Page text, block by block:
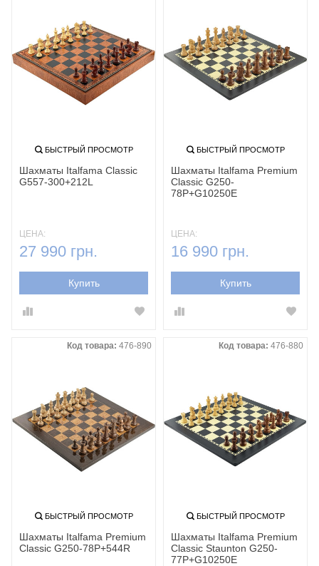
БЫСТРЫЙ ПРОСМОТР
Шахматы Italfama Classic
G557-300+212L
ЦЕНА:
27 990 грн.
Купить
БЫСТРЫЙ ПРОСМОТР
Шахматы Italfama Premium
Classic G250-
78P+G10250E
ЦЕНА:
16 990 грн.
Купить
Код товара: 476-890
БЫСТРЫЙ ПРОСМОТР
Шахматы Italfama Premium
Classic G250-78P+544R
Код товара: 476-880
БЫСТРЫЙ ПРОСМОТР
Шахматы Italfama Premium
Classic Staunton G250-
77P+G10250E